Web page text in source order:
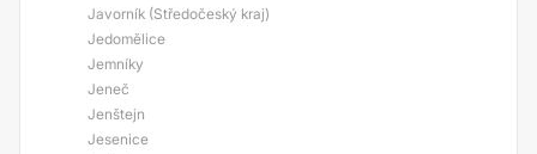
Javorník (Středočeský kraj)
Jedomělice
Jemníky
Jeneč
Jenštejn
Jesenice